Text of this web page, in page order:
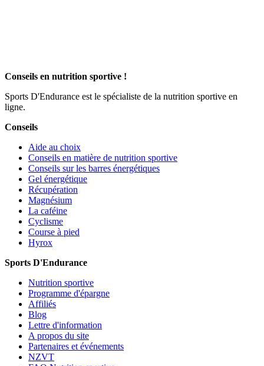
Conseils en nutrition sportive !
Sports D'Endurance est le spécialiste de la nutrition sportive en
ligne.
Conseils
Aide au choix
Conseils en matière de nutrition sportive
Conseils sur les barres énergétiques
Gel énergétique
Récupération
Magnésium
La caféine
Cyclisme
Course à pied
Hyrox
Sports D'Endurance
Nutrition sportive
Programme d'épargne
Affiliés
Blog
Lettre d'information
A propos du site
Partenaires et événements
NZVT